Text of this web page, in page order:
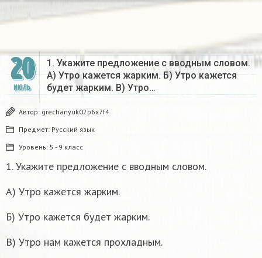
20
ИЮЛЬ
1. Укажите предложение с вводным словом.
А) Утро кажется жарким. Б) Утро кажется
будет жарким. В) Утро…
Автор: grechanyuk02p6x7f4
Предмет: Русский язык
Уровень: 5 - 9 класс
1. Укажите предложение с вводным словом.
А) Утро кажется жарким.
Б) Утро кажется будет жарким.
В) Утро нам кажется прохладным.